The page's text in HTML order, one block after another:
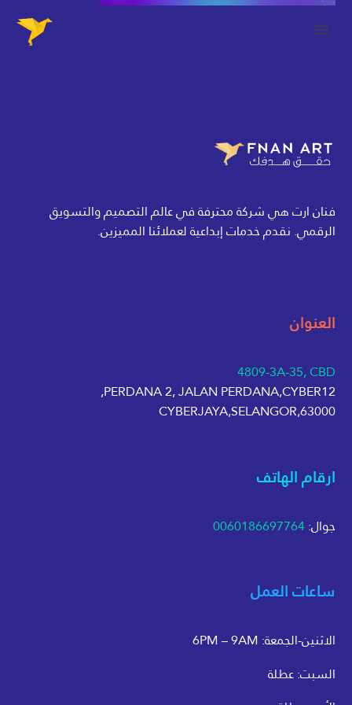
فنان ارت هي شركة محترفة في عالم التصميم والتسويق
الرقمي. نقدم خدمات إبداعية لعملائنا المميزين.
العنوان
4809-3A-35, CBD
PERDANA 2, JALAN PERDANA,CYBER12,
63000,CYBERJAYA,SELANGOR
ارقام الهاتف
جوال:0060186697764
ساعات العمل
الاثنين-الجمعة: 6PM – 9AM
السبت: عطلة